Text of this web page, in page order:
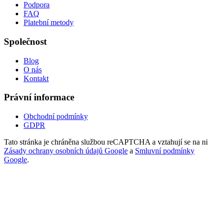
Podpora
FAQ
Platební metody
Společnost
Blog
O nás
Kontakt
Právní informace
Obchodní podmínky
GDPR
Tato stránka je chráněna službou reCAPTCHA a vztahují se na ni
Zásady ochrany osobních údajů Google a Smluvní podmínky
Google.